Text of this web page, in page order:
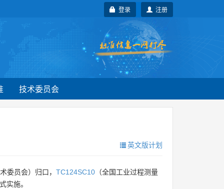
注册
登录
技术委员会
英文版计划
委员会）归口， TC124SC10 （全国工业过程测量
实施。